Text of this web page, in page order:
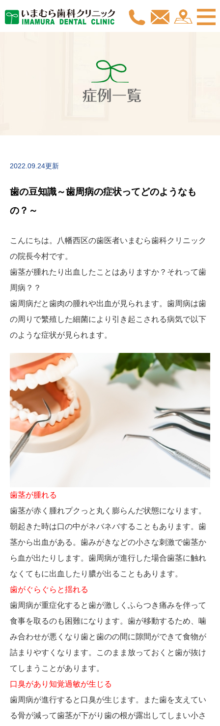
症例一覧
2022.09.24更新
歯の豆知識～歯周病の症状ってどのようなも
の？～
こんにちは。八幡西区の歯医者いまむら歯科クリニック
の院長今村です。
歯茎が腫れたり出血したことはありますか？それって歯
周病？？
歯周病だと歯肉の腫れや出血が見られます。歯周病は歯
の周りで繁殖した細菌により引き起こされる病気で以下
のような症状が見られます。
歯茎が腫れる
歯茎が赤く腫れプクっと丸く膨らんだ状態になります。
朝起きた時は口の中がネバネバすることもあります。歯
茎から出血がある。歯みがきなどの小さな刺激で歯茎か
ら血が出たりします。歯周病が進行した場合歯茎に触れ
なくてもに出血したり膿が出ることもあります。
歯がぐらぐらと揺れる
歯周病が重症化すると歯が激しくふらつき痛みを伴って
食事を取るのも困難になります。歯が移動するため、噛
み合わせが悪くなり歯と歯のの間に隙間ができて食物が
詰まりやすくなります。このまま放っておくと歯が抜け
てしまうことがあります。
口臭があり知覚過敏が生じる
歯周病が進行すると口臭が生じます。また歯を支えてい
る骨が減って歯茎が下がり歯の根が露出してしまい小さ